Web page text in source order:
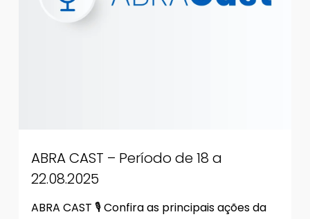
ABRA CAST – Período de 18 a
22.08.2025
ABRA CAST 🎙 Confira as principais ações da